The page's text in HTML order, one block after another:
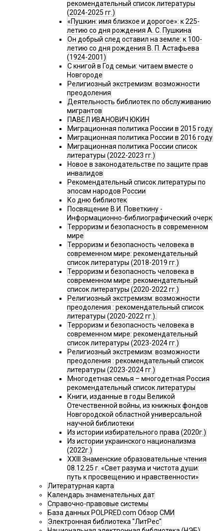
рекомендательный список литературы
(2024-2025 гг.)
«Пушкин: имя близкое и дорогое»: к 225-
летию со дня рождения А. С. Пушкина
Он добрый след оставил на земле: к 100-
летию со дня рождения В. П. Астафьева
(1924-2001)
С книгой в Год семьи: читаем вместе о
Новгороде
Религиозный экстремизм: возможности
преодоления
Деятельность библиотек по обслуживанию
мигрантов
ПАВЕЛ ИВАНОВИЧ ЮКИН
Миграционная политика России в 2015 году
Миграционная политика России в 2016 году
Миграционная политика России список
литературы (2022-2023 гг.)
Новое в законодательстве по защите прав
инвалидов
Рекомендательный список литературы по
эпосам народов России
Ко дню библиотек
Посвящение В.И. Поветкину -
Информационно-библиографический очерк
Терроризм и безопасность в современном
мире
Терроризм и безопасность человека в
современном мире: рекомендательный
список литературы (2018-2019 гг.)
Терроризм и безопасность человека в
современном мире: рекомендательный
список литературы (2020-2022 гг.)
Религиозный экстремизм: возможности
преодоления : рекомендательный список
литературы (2020-2022 гг.).
Терроризм и безопасность человека в
современном мире: рекомендательный
список литературы (2023-2024 гг.)
Религиозный экстремизм: возможности
преодоления : рекомендательный список
литературы (2023-2024 гг.)
Многодетная семья – многодетная Россия
рекомендательный список литературы
Книги, изданные в годы Великой
Отечественной войны, из книжных фондов
Новгородской областной универсальной
научной библиотеки
Из истории избирательного права (2020г.)
Из истории украинского национализма
(2022г.)
XXIII Знаменские образовательные чтения
08.12.25 г. «Свет разума и чистота души:
путь к просвещению и нравственности»
Литературная карта
Календарь знаменательных дат
Справочно-правовые системы
База данных POLPRED.com Обзор СМИ
Электронная библиотека "ЛитРес"